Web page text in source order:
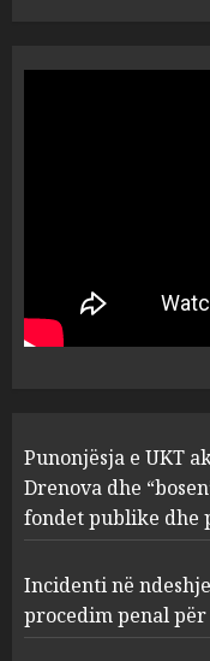
1
2
Punonjësja e UKT
Drenova dhe
fondet publike dhe
Incidenti në
procedim penal për